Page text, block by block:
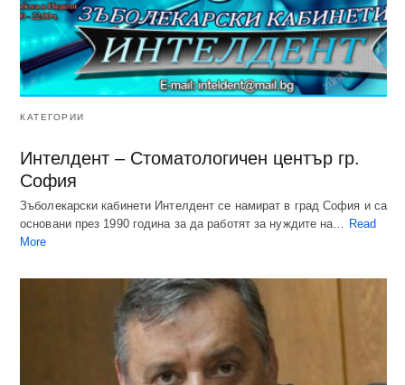
КАТЕГОРИИ
Интелдент – Стоматологичен център гр.
София
Зъболекарски кабинети Интелдент се намират в град София и са
основани през 1990 година за да работят за нуждите на… Read
More